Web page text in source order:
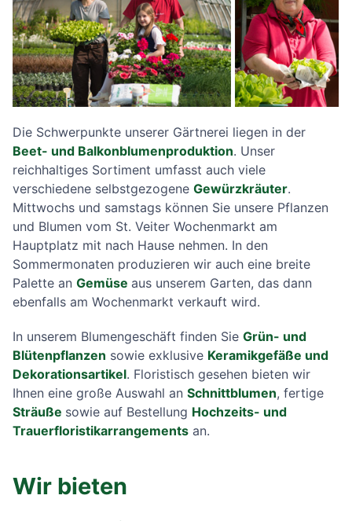
Die Schwerpunkte unserer Gärtnerei liegen in der
Beet- und Balkonblumenproduktion. Unser
reichhaltiges Sortiment umfasst auch viele
verschiedene selbstgezogene Gewürzkräuter.
Mittwochs und samstags können Sie unsere Pflanzen
und Blumen vom St. Veiter Wochenmarkt am
Hauptplatz mit nach Hause nehmen. In den
Sommermonaten produzieren wir auch eine breite
Palette an Gemüse aus unserem Garten, das dann
ebenfalls am Wochenmarkt verkauft wird.
In unserem Blumengeschäft finden Sie Grün- und
Blütenpflanzen sowie exklusive Keramikgefäße und
Dekorationsartikel. Floristisch gesehen bieten wir
Ihnen eine große Auswahl an Schnittblumen, fertige
Sträuße sowie auf Bestellung Hochzeits- und
Trauerfloristikarrangements an.
Wir bieten